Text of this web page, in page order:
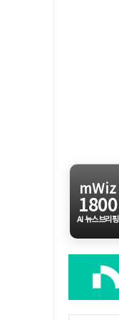
mWiz
1800
AI 뉴스브리핑